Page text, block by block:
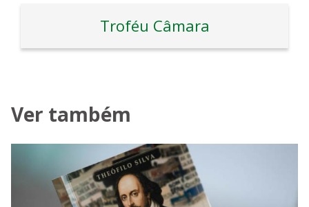
Troféu Câmara
Ver também